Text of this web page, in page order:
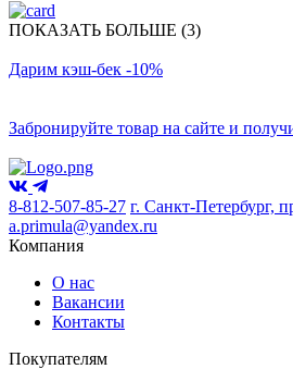
ПОКАЗАТЬ БОЛЬШЕ (3)
Дарим кэш-бек -10%
Забронируйте товар на сайте и
8-812-507-85-27 г. Санкт-Петербург,
a.primula@yandex.ru
Компания
О нас
Вакансии
Контакты
Покупателям